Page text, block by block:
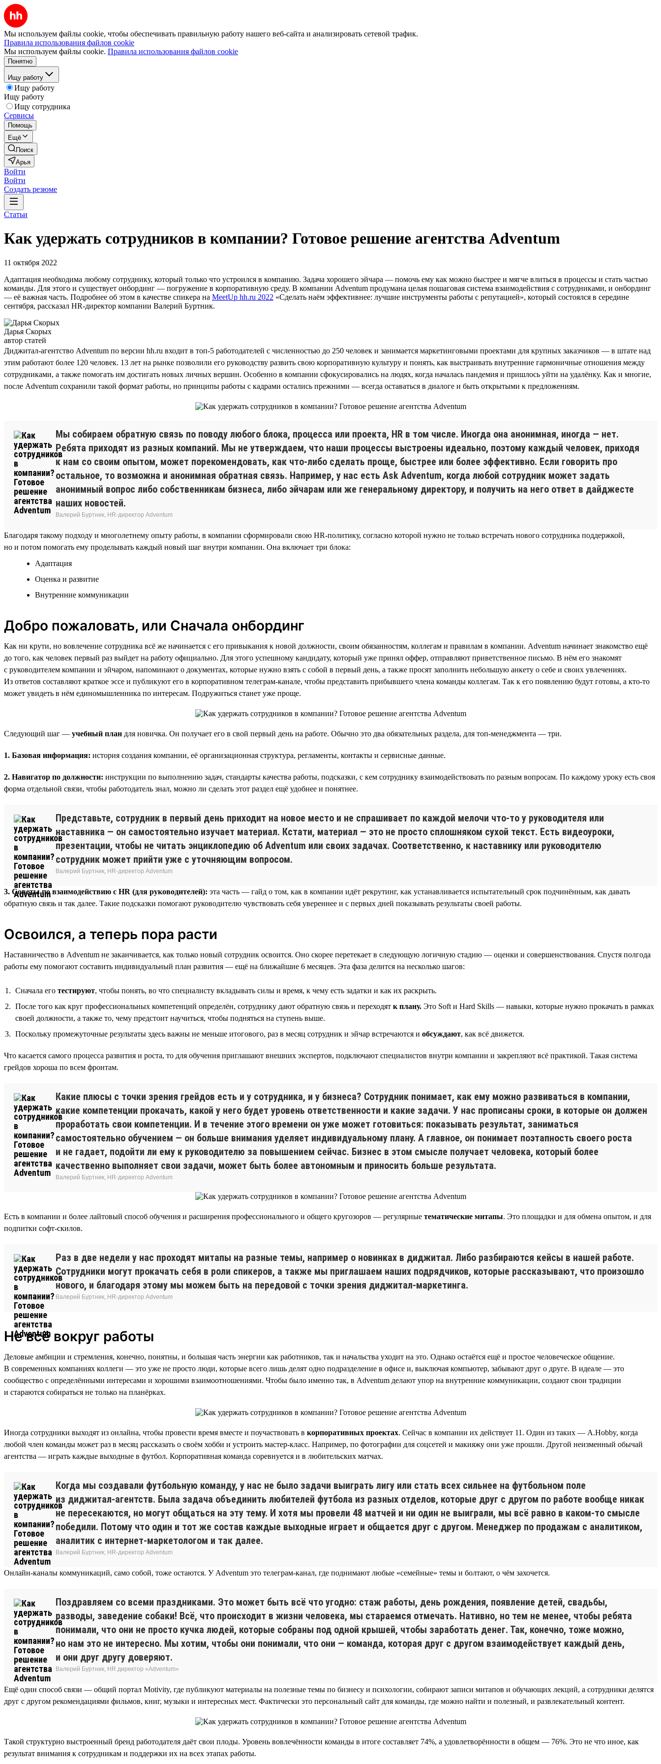
Мы используем файлы cookie, чтобы обеспечивать правильную работу нашего веб-сайта и анализировать сетевой трафик.
Правила использования файлов cookie
Мы используем файлы cookie. Правила использования файлов cookie
Понятно
Ищу работу
Ищу работу
Ищу работу
Ищу сотрудника
Сервисы
Помощь
Ещё
Поиск
Арья
Войти
Войти
Создать резюме
Статьи
Как удержать сотрудников в компании? Готовое решение агентства Adventum
11 октября 2022
Адаптация необходима любому сотруднику, который только что устроился в компанию. Задача хорошего эйчара — помочь ему как можно быстрее и мягче влиться в процессы и стать частью
команды. Для этого и существует онбординг — погружение в корпоративную среду. В компании Adventum продумана целая пошаговая система взаимодействия с сотрудниками, и онбординг
— её важная часть. Подробнее об этом в качестве спикера на MeetUp hh.ru 2022 «Сделать наём эффективнее: лучшие инструменты работы с репутацией», который состоялся в середине
сентября, рассказал HR-директор компании Валерий Буртник.
Дарья Скорых
автор статей
Диджитал-агентство Adventum по версии hh.ru входит в топ-5 работодателей с численностью до 250 человек и занимается маркетинговыми проектами для крупных заказчиков — в штате над
этим работают более 120 человек. 13 лет на рынке позволили его руководству развить свою корпоративную культуру и понять, как выстраивать внутренние гармоничные отношения между
сотрудниками, а также помогать им достигать новых личных вершин. Особенно в компании сфокусировались на людях, когда началась пандемия и пришлось уйти на удалёнку. Как и многие,
после Adventum сохранили такой формат работы, но принципы работы с кадрами остались прежними — всегда оставаться в диалоге и быть открытыми к предложениям.
Мы собираем обратную связь по поводу любого блока, процесса или проекта, HR в том числе. Иногда она анонимная, иногда — нет.
Ребята приходят из разных компаний. Мы не утверждаем, что наши процессы выстроены идеально, поэтому каждый человек, приходя
к нам со своим опытом, может порекомендовать, как что-либо сделать проще, быстрее или более эффективно. Если говорить про
остальное, то возможна и анонимная обратная связь. Например, у нас есть Ask Adventum, когда любой сотрудник может задать
анонимный вопрос либо собственникам бизнеса, либо эйчарам или же генеральному директору, и получить на него ответ в дайджесте
наших новостей.
Валерий Буртник, HR-директор Adventum
Благодаря такому подходу и многолетнему опыту работы, в компании сформировали свою HR-политику, согласно которой нужно не только встречать нового сотрудника поддержкой,
но и потом помогать ему проделывать каждый новый шаг внутри компании. Она включает три блока:
Адаптация
Оценка и развитие
Внутренние коммуникации
Добро пожаловать, или Сначала онбординг
Как ни крути, но вовлечение сотрудника всё же начинается с его привыкания к новой должности, своим обязанностям, коллегам и правилам в компании. Adventum начинает знакомство ещё
до того, как человек первый раз выйдет на работу официально. Для этого успешному кандидату, который уже принял оффер, отправляют приветственное письмо. В нём его знакомят
с руководителем компании и эйчаром, напоминают о документах, которые нужно взять с собой в первый день, а также просят заполнить небольшую анкету о себе и своих увлечениях.
Из ответов составляют краткое эссе и публикуют его в корпоративном телеграм-канале, чтобы представить прибывшего члена команды коллегам. Так к его появлению будут готовы, а кто-то
может увидеть в нём единомышленника по интересам. Подружиться станет уже проще.
Следующий шаг — учебный план для новичка. Он получает его в свой первый день на работе. Обычно это два обязательных раздела, для топ-менеджмента — три.
1. Базовая информация: история создания компании, её организационная структура, регламенты, контакты и сервисные данные.
2. Навигатор по должности: инструкции по выполнению задач, стандарты качества работы, подсказки, с кем сотруднику взаимодействовать по разным вопросам. По каждому уроку есть своя
форма отдельной связи, чтобы работодатель знал, можно ли сделать этот раздел ещё удобнее и понятнее.
Представьте, сотрудник в первый день приходит на новое место и не спрашивает по каждой мелочи что-то у руководителя или
наставника — он самостоятельно изучает материал. Кстати, материал — это не просто сплошняком сухой текст. Есть видеоуроки,
презентации, чтобы не читать энциклопедию об Adventum или своих задачах. Соответственно, к наставнику или руководителю
сотрудник может прийти уже с уточняющим вопросом.
Валерий Буртник, HR-директор Adventum
3. Советы по взаимодействию с HR (для руководителей): эта часть — гайд о том, как в компании идёт рекрутинг, как устанавливается испытательный срок подчинённым, как давать
обратную связь и так далее. Такие подсказки помогают руководителю чувствовать себя увереннее и с первых дней показывать результаты своей работы.
Освоился, а теперь пора расти
Наставничество в Adventum не заканчивается, как только новый сотрудник освоится. Оно скорее перетекает в следующую логичную стадию — оценки и совершенствования. Спустя полгода
работы ему помогают составить индивидуальный план развития — ещё на ближайшие 6 месяцев. Эта фаза делится на несколько шагов:
Сначала его тестируют, чтобы понять, во что специалисту вкладывать силы и время, к чему есть задатки и как их раскрыть.
После того как круг профессиональных компетенций определён, сотруднику дают обратную связь и переходят к плану. Это Soft и Hard Skills — навыки, которые нужно прокачать в рамках
своей должности, а также то, чему предстоит научиться, чтобы подняться на ступень выше.
Поскольку промежуточные результаты здесь важны не меньше итогового, раз в месяц сотрудник и эйчар встречаются и обсуждают, как всё движется.
Что касается самого процесса развития и роста, то для обучения приглашают внешних экспертов, подключают специалистов внутри компании и закрепляют всё практикой. Такая система
грейдов хороша по всем фронтам.
Какие плюсы с точки зрения грейдов есть и у сотрудника, и у бизнеса? Сотрудник понимает, как ему можно развиваться в компании,
какие компетенции прокачать, какой у него будет уровень ответственности и какие задачи. У нас прописаны сроки, в которые он должен
проработать свои компетенции. И в течение этого времени он уже может готовиться: показывать результат, заниматься
самостоятельно обучением — он больше внимания уделяет индивидуальному плану. А главное, он понимает поэтапность своего роста
и не гадает, подойти ли ему к руководителю за повышением сейчас. Бизнес в этом смысле получает человека, который более
качественно выполняет свои задачи, может быть более автономным и приносить больше результата.
Валерий Буртник, HR-директор Adventum
Есть в компании и более лайтовый способ обучения и расширения профессионального и общего кругозоров — регулярные тематические митапы. Это площадки и для обмена опытом, и для
подпитки софт-скилов.
Раз в две недели у нас проходят митапы на разные темы, например о новинках в диджитал. Либо разбираются кейсы в нашей работе.
Сотрудники могут прокачать себя в роли спикеров, а также мы приглашаем наших подрядчиков, которые рассказывают, что произошло
нового, и благодаря этому мы можем быть на передовой с точки зрения диджитал-маркетинга.
Валерий Буртник, HR-директор Adventum
Не всё вокруг работы
Деловые амбиции и стремления, конечно, понятны, и большая часть энергии как работников, так и начальства уходит на это. Однако остаётся ещё и простое человеческое общение.
В современных компаниях коллеги — это уже не просто люди, которые всего лишь делят одно подразделение в офисе и, выключая компьютер, забывают друг о друге. В идеале — это
сообщество с определёнными интересами и хорошими взаимоотношениями. Чтобы было именно так, в Adventum делают упор на внутренние коммуникации, создают свои традиции
и стараются собираться не только на планёрках.
Иногда сотрудники выходят из онлайна, чтобы провести время вместе и поучаствовать в корпоративных проектах. Сейчас в компании их действует 11. Один из таких — A.Hobby, когда
любой член команды может раз в месяц рассказать о своём хобби и устроить мастер-класс. Например, по фотографии для соцсетей и макияжу они уже прошли. Другой неизменный обычай
агентства — играть каждые выходные в футбол. Корпоративная команда соревнуется и в любительских матчах.
Когда мы создавали футбольную команду, у нас не было задачи выиграть лигу или стать всех сильнее на футбольном поле
из диджитал-агентств. Была задача объединить любителей футбола из разных отделов, которые друг с другом по работе вообще никак
не пересекаются, но могут общаться на эту тему. И хотя мы провели 48 матчей и ни один не выиграли, мы всё равно в каком-то смысле
победили. Потому что один и тот же состав каждые выходные играет и общается друг с другом. Менеджер по продажам с аналитиком,
аналитик с интернет-маркетологом и так далее.
Валерий Буртник, HR-директор Adventum
Онлайн-каналы коммуникаций, само собой, тоже остаются. У Adventum это телеграм-канал, где поднимают любые «семейные» темы и болтают, о чём захочется.
Поздравляем со всеми праздниками. Это может быть всё что угодно: стаж работы, день рождения, появление детей, свадьбы,
разводы, заведение собаки! Всё, что происходит в жизни человека, мы стараемся отмечать. Нативно, но тем не менее, чтобы ребята
понимали, что они не просто кучка людей, которые собраны под одной крышей, чтобы заработать денег. Так, конечно, тоже можно,
но нам это не интересно. Мы хотим, чтобы они понимали, что они — команда, которая друг с другом взаимодействует каждый день,
и они друг другу доверяют.
Валерий Буртник, HR директор «Adventum»
Ещё один способ связи — общий портал Motivity, где публикуют материалы на полезные темы по бизнесу и психологии, собирают записи митапов и обучающих лекций, а сотрудники делятся
друг с другом рекомендациями фильмов, книг, музыки и интересных мест. Фактически это персональный сайт для команды, где можно найти и полезный, и развлекательный контент.
Такой структурно выстроенный бренд работодателя даёт свои плоды. Уровень вовлечённости команды в итоге составляет 74%, а удовлетворённости в общем — 76%. Это не что иное, как
результат внимания к сотрудникам и поддержки их на всех этапах работы.